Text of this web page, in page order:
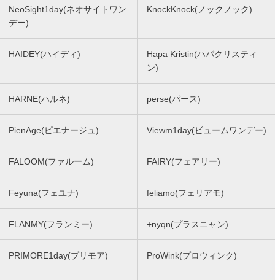
NeoSight1day(ネオサイトワン
デー)
KnockKnock(ノックノック)
HAIDEY(ハイディ)
Hapa Kristin(ハパクリスティ
ン)
HARNE(ハルネ) perse(パース)
PienAge(ピエナージュ) Viewm1day(ビュームワンデー)
FALOOM(ファルーム) FAIRY(フェアリー)
Feyuna(フェユナ) feliamo(フェリアモ)
FLANMY(フランミー) +nyqn(プラスニャン)
PRIMORE1day(プリモア) ProWink(プロウィンク)